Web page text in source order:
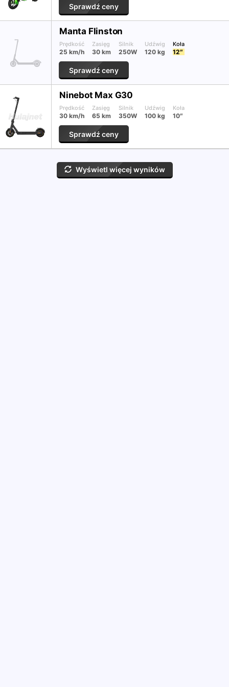
Sprawdź ceny
Manta Flinston
Prędkość
25 km/h
Zasięg
30 km
Silnik
250W
Udźwig
120 kg
Koła
12″
Sprawdź ceny
Ninebot Max G30
Prędkość
30 km/h
Zasięg
65 km
Silnik
350W
Udźwig
100 kg
Koła
10″
Sprawdź ceny
Wyświetl więcej wyników